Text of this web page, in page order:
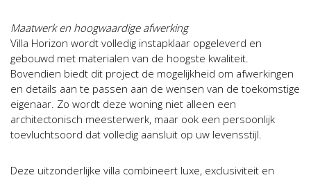
Maatwerk en hoogwaardige afwerking
Villa Horizon wordt volledig instapklaar opgeleverd en
gebouwd met materialen van de hoogste kwaliteit.
Bovendien biedt dit project de mogelijkheid om afwerkingen
en details aan te passen aan de wensen van de toekomstige
eigenaar. Zo wordt deze woning niet alleen een
architectonisch meesterwerk, maar ook een persoonlijk
toevluchtsoord dat volledig aansluit op uw levensstijl.
Deze uitzonderlijke villa combineert luxe, exclusiviteit en